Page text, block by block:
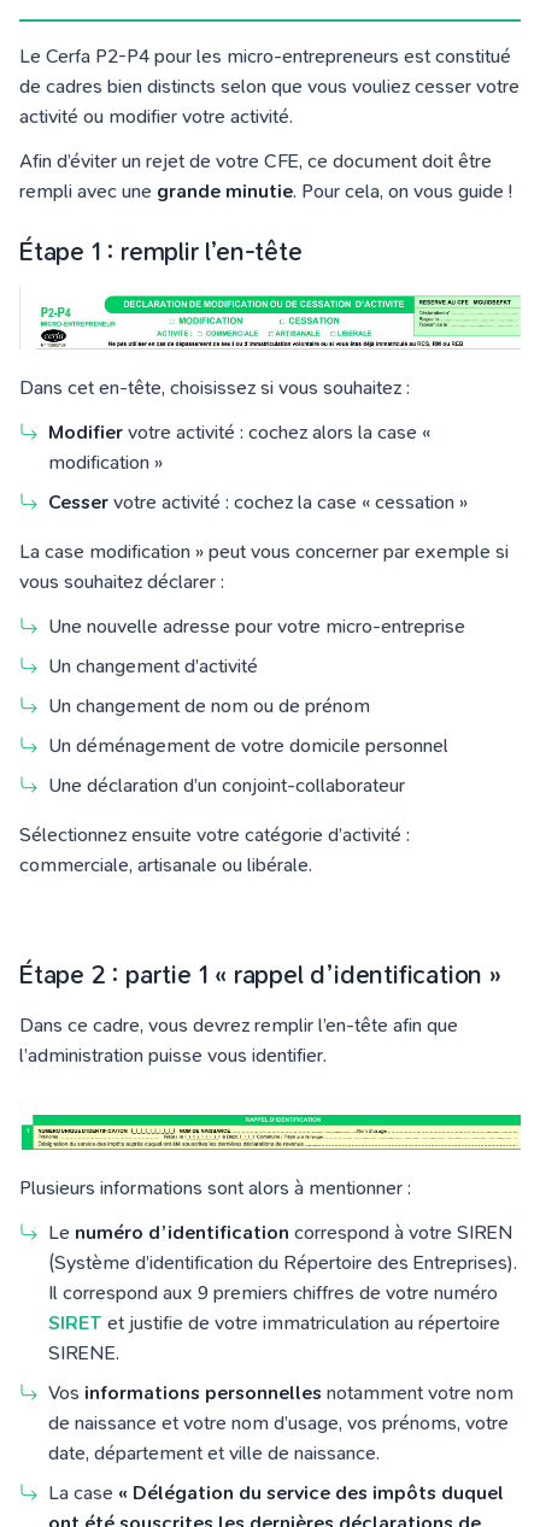
Le Cerfa P2-P4 pour les micro-entrepreneurs est constitué
de cadres bien distincts selon que vous vouliez cesser votre
activité ou modifier votre activité.
Afin d’éviter un rejet de votre CFE, ce document doit être
rempli avec une grande minutie. Pour cela, on vous guide !
Étape 1 : remplir l’en-tête
Dans cet en-tête, choisissez si vous souhaitez :
Modifier votre activité : cochez alors la case «
modification »
Cesser votre activité : cochez la case « cessation »
La case modification » peut vous concerner par exemple si
vous souhaitez déclarer :
Une nouvelle adresse pour votre micro-entreprise
Un changement d’activité
Un changement de nom ou de prénom
Un déménagement de votre domicile personnel
Une déclaration d’un conjoint-collaborateur
Sélectionnez ensuite votre catégorie d’activité :
commerciale, artisanale ou libérale.
Étape 2 : partie 1 « rappel d’identification »
Dans ce cadre, vous devrez remplir l’en-tête afin que
l’administration puisse vous identifier.
Plusieurs informations sont alors à mentionner :
Le numéro d’identification correspond à votre SIREN
(Système d’identification du Répertoire des Entreprises).
Il correspond aux 9 premiers chiffres de votre numéro
SIRET et justifie de votre immatriculation au répertoire
SIRENE.
Vos informations personnelles notamment votre nom
de naissance et votre nom d’usage, vos prénoms, votre
date, département et ville de naissance.
La case « Délégation du service des impôts duquel